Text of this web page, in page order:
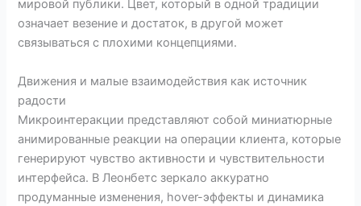
мировой публики. Цвет, который в одной традиции
означает везение и достаток, в другой может
связываться с плохими концепциями.
Движения и малые взаимодействия как источник
радости
Микроинтеракции представляют собой миниатюрные
анимированные реакции на операции клиента, которые
генерируют чувство активности и чувствительности
интерфейса. В Леонбетс зеркало аккуратно
продуманные изменения, hover-эффекты и динамика